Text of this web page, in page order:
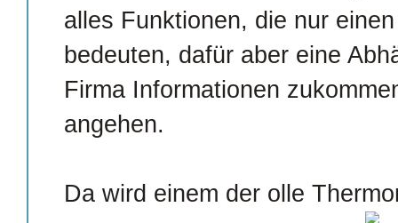
alles Funktionen, die nur
bedeuten, dafür aber eine
Firma Informationen
angehen.
Da wird einem der olle